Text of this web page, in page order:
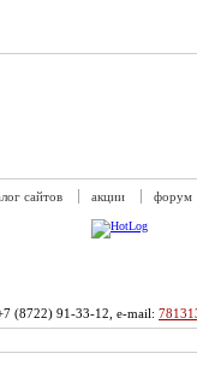
сайтов акции форум
(8722) 91-33-12, e-mail: